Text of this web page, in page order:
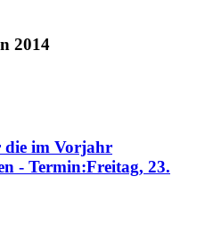
2014
die im Vorjahr
- Termin:Freitag, 23.